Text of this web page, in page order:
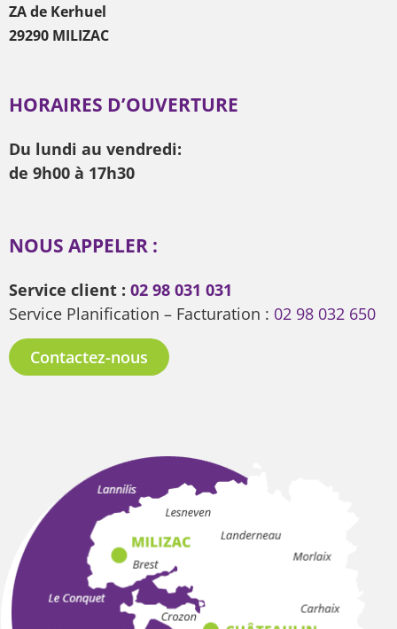
ZA de Kerhuel
29290 MILIZAC
HORAIRES D’OUVERTURE
Du lundi au vendredi:
de 9h00 à 17h30
NOUS APPELER :
Service client : 02 98 031 031
Service Planification – Facturation : 02 98 032 650
Contactez-nous